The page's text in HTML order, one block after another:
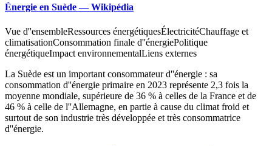
Énergie en Suède — Wikipédia
Vue d''ensembleRessources énergétiquesÉlectricitéChauffage et
climatisationConsommation finale d''énergiePolitique
énergétiqueImpact environnementalLiens externes
La Suède est un important consommateur d''énergie : sa
consommation d''énergie primaire en 2023 représente 2,3 fois la
moyenne mondiale, supérieure de 36 % à celles de la France et de
46 % à celle de l''Allemagne, en partie à cause du climat froid et
surtout de son industrie très développée et très consommatrice
d''énergie.